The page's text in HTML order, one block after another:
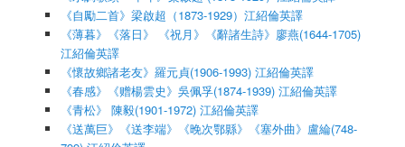
《自勵二首》梁啟超（1873-1929）江紹倫英譯
《薄暮》《落日》 《祝月》《辭諸生詩》廖燕(1644-1705)
江紹倫英譯
《懷故鄉諸老友》羅元貞(1906-1993) 江紹倫英譯
《春感》《赠楊雲史》吳佩孚(1874-1939) 江紹倫英譯
《青松》 陳毅(1901-1972) 江紹倫英譯
《送萬巨》《送李端》《晚次鄂縣》《塞外曲》盧綸(748-